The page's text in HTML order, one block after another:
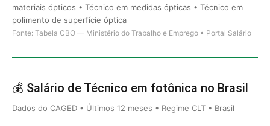
materiais ópticos • Técnico em medidas ópticas • Técnico em
polimento de superfície óptica
Fonte: Tabela CBO — Ministério do Trabalho e Emprego • Portal Salário
💰 Salário de Técnico em fotônica no Brasil
Dados do CAGED • Últimos 12 meses • Regime CLT • Brasil